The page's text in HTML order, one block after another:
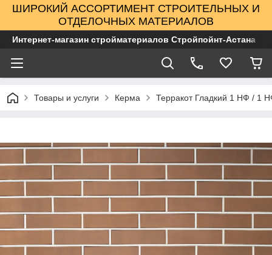
ШИРОКИЙ АССОРТИМЕНТ СТРОИТЕЛЬНЫХ И
ОТДЕЛОЧНЫХ МАТЕРИАЛОВ
Интернет-магазин стройматериалов Стройпойнт-Астана
Товары и услуги Керма Терракот Гладкий 1 НФ / 1